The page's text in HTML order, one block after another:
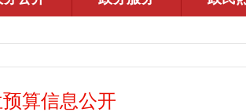
算信息公开